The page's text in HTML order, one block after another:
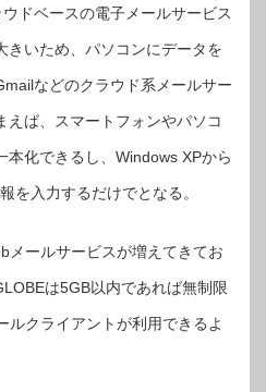
ドベースの電子メールサービス
きいため、パソコンにデータを
などのクラウド系メールサー
えば、スマートフォンやパソコ
本化できるし、Windows XPから
を入力するだけでとなる。
メールサービスが増えてきてお
は5GB以内であれば無制限
ルクライアントが利用できるよ